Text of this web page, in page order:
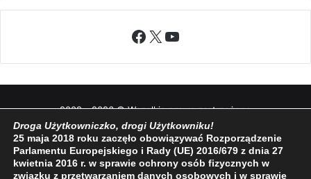
Facebook
X YouTube
2009 - 2026 © Wszelkie prawa zastrzeżone
O NAS
REDAKCJA
POLITYKA PRYWATNOŚCI
Droga Użytkowniczko, drogi Użytkowniku!
25 maja 2018 roku zaczęło obowiązywać Rozporządzenie
Parlamentu Europejskiego i Rady (UE) 2016/679 z dnia 27
kwietnia 2016 r. w sprawie ochrony osób fizycznych w
związku z przetwarzaniem danych osobowych i w sprawie